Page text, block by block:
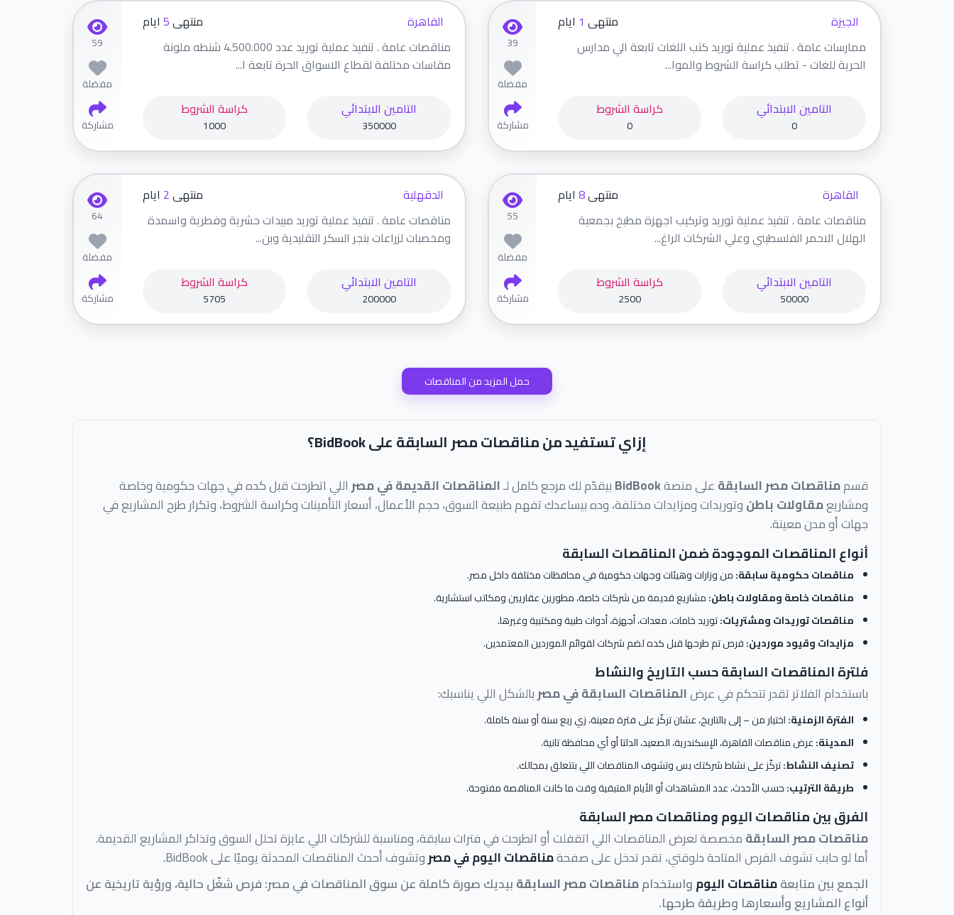
الجيزة منتهى 1 ايام
ممارسات عامة . تنفيذ عملية توريد كتب اللغات تابعة الي مدارس
الحرية للغات - تطلب كراسة الشروط والموا...
التامين الابتدائي
0
كراسة الشروط
0
39
مفضلة
مشاركة
القاهرة منتهى5 ايام
مناقصات عامة . تنفيذ عملية توريد عدد 4.500.000 شنطه ملونة
مقاسات مختلفة لقطاع الاسواق الحرة تابعة ا...
التامين الابتدائي
350000
كراسة الشروط
1000
59
مفضلة
مشاركة
القاهرة منتهى8 ايام
مناقصات عامة . تنفيذ عملية توريد وتركيب اجهزة مطبخ بجمعية
الهلال الاحمر الفلسطيني وعلي الشركات الراغ...
التامين الابتدائي
50000
كراسة الشروط
2500
55
مفضلة
مشاركة
الدقهلية منتهى2 ايام
مناقصات عامة . تنفيذ عملية توريد مبيدات حشرية وفطرية واسمدة
ومخصبات لزراعات بنجر السكر التقليدية وبن...
التامين الابتدائي
200000
كراسة الشروط
5705
64
مفضلة
مشاركة
حمل المزيد من المناقصات
إزاي تستفيد من مناقصات مصر السابقة على BidBook؟
قسممناقصات مصر السابقةعلى منصةBidBookبيقدّم لك مرجع كامل لـالمناقصات القديمة في مصراللي اتطرحت قبل كده في جهات حكومية وخاصة
ومشاريعمقاولات باطنوتوريدات ومزايدات مختلفة، وده بيساعدك تفهم طبيعة السوق، حجم الأعمال، أسعار التأمينات وكراسة الشروط، وتكرار طرح المشاريع في
جهات أو مدن معينة.
أنواع المناقصات الموجودة ضمن المناقصات السابقة
مناقصات حكومية سابقة:من وزارات وهيئات وجهات حكومية في محافظات مختلفة داخل مصر.
مناقصات خاصة ومقاولات باطن:مشاريع قديمة من شركات خاصة، مطورين عقاريين ومكاتب استشارية.
مناقصات توريدات ومشتريات:توريد خامات، معدات، أجهزة، أدوات طبية ومكتبية وغيرها.
مزايدات وقيود موردين:فرص تم طرحها قبل كده لضم شركات لقوائم الموردين المعتمدين.
فلترة المناقصات السابقة حسب التاريخ والنشاط
باستخدام الفلاتر تقدر تتحكم في عرضالمناقصات السابقة في مصربالشكل اللي يناسبك:
الفترة الزمنية:اختيار من – إلى بالتاريخ، عشان تركّز على فترة معينة، زي ربع سنة أو سنة كاملة.
المدينة:عرض مناقصات القاهرة، الإسكندرية، الصعيد، الدلتا أو أي محافظة تانية.
تصنيف النشاط:تركّز على نشاط شركتك بس وتشوف المناقصات اللي بتتعلق بمجالك.
طريقة الترتيب:حسب الأحدث، عدد المشاهدات أو الأيام المتبقية وقت ما كانت المناقصة مفتوحة.
الفرق بين مناقصات اليوم ومناقصات مصر السابقة
مناقصات مصر السابقةمخصصة لعرض المناقصات اللي اتقفلت أو اتطرحت في فترات سابقة، ومناسبة للشركات اللي عايزة تحلل السوق وتذاكر المشاريع القديمة.
أما لو حابب تشوف الفرص المتاحة دلوقتي، تقدر تدخل على صفحةمناقصات اليوم في مصروتشوف أحدث المناقصات المحدثة يوميًا على BidBook.
الجمع بين متابعةمناقصات اليومواستخداممناقصات مصر السابقةبيديك صورة كاملة عن سوق المناقصات في مصر: فرص شغّل حالية، ورؤية تاريخية عن
أنواع المشاريع وأسعارها وطريقة طرحها.